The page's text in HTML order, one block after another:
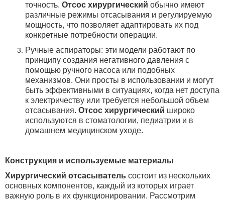
точность. Отсос хирургический обычно имеют
различные режимы отсасывания и регулируемую
мощность, что позволяет адаптировать их под
конкретные потребности операции.
Ручные аспираторы: эти модели работают по
принципу создания негативного давления с
помощью ручного насоса или подобных
механизмов. Они просты в использовании и могут
быть эффективными в ситуациях, когда нет доступа
к электричеству или требуется небольшой объем
отсасывания. Отсос хирургический широко
используются в стоматологии, педиатрии и в
домашнем медицинском уходе.
Конструкция и используемые материалы
Хирургический отсасыватель состоит из нескольких
основных компонентов, каждый из которых играет
важную роль в их функционировании. Рассмотрим